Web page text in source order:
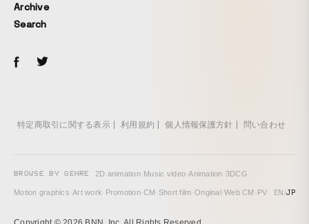
Archive
Search
特定商取引に関する表示 利用規約 個人情報保護方針 問い合わせ
BROWSE BY GENRE 2D animation· Music video·Animation·3DCG·
Motion graphics·Art work· Promotion·CM · Short film·Original ·Web CM · PV EN/JP